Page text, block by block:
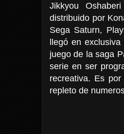
Jikkyou
distribuido por
Sega Saturn,
llegó en
juego de la saga
serie en ser
recreativa. Es
repleto de